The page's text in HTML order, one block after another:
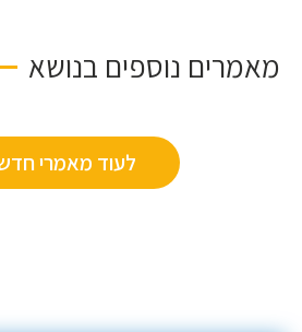
מאמרים נוספים בנושא
לעוד מאמרי חדשות